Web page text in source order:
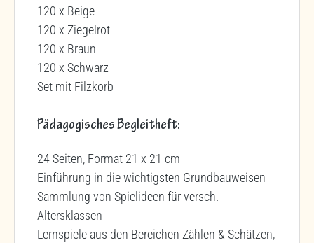
120 x Beige
120 x Ziegelrot
120 x Braun
120 x Schwarz
Set mit Filzkorb
Pädagogisches Begleitheft:
24 Seiten, Format 21 x 21 cm
Einführung in die wichtigsten Grundbauweisen
Sammlung von Spielideen für versch.
Altersklassen
Lernspiele aus den Bereichen Zählen & Schätzen,